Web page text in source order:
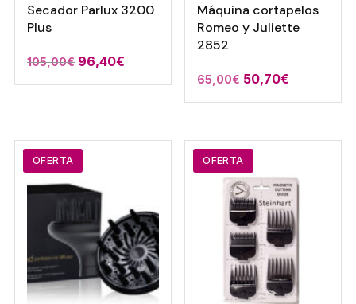
Secador Parlux 3200
Plus
105,00€ El
precio
105,00€.
96,40€El
precio
96,40€.
Máquina cortapelos
Romeo y Juliette
2852
65,00€ El
precio
era:
65,00€.
50,70€
precio
es:
OFERTA OFERTA